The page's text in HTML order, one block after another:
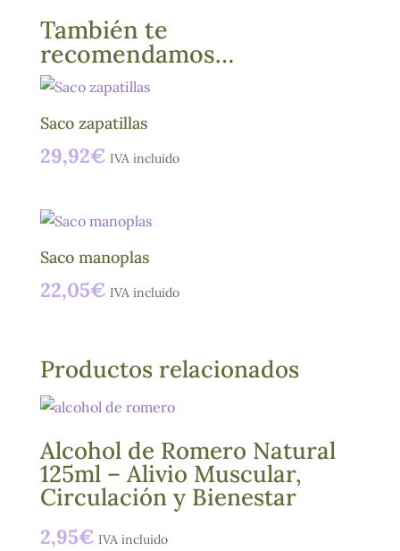
También te
recomendamos…
Saco zapatillas
29,92€ IVA incluido
Saco manoplas
22,05€ IVA incluido
Productos relacionados
Alcohol de Romero Natural
125ml – Alivio Muscular,
Circulación y Bienestar
2,95€ IVA incluido